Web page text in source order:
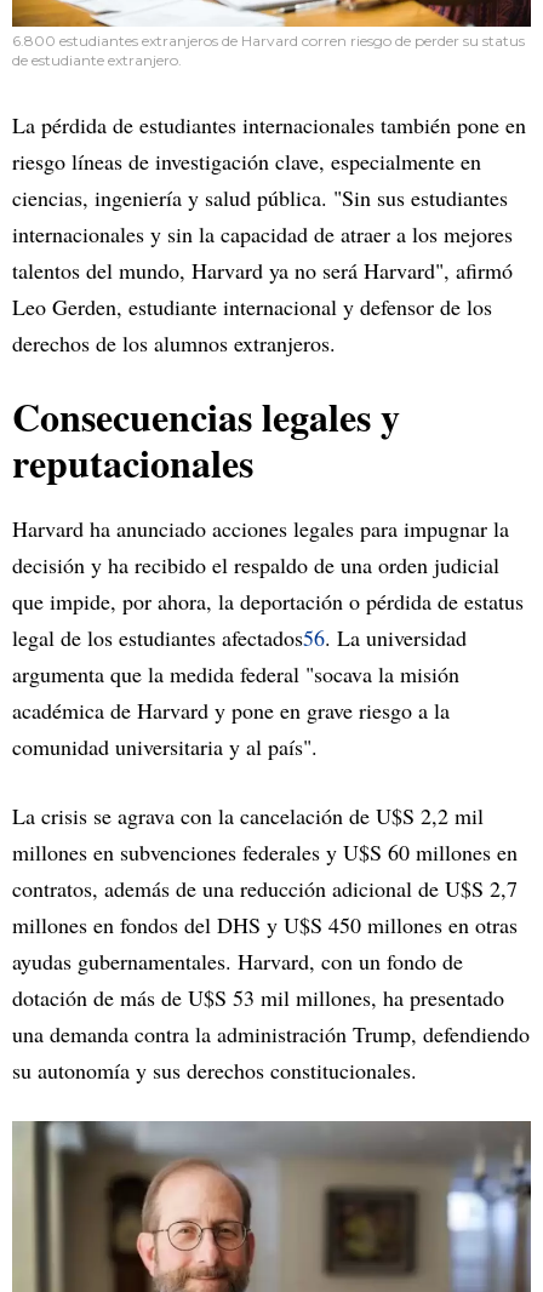
6.800 estudiantes extranjeros de Harvard corren riesgo de perder su status
de estudiante extranjero.
La pérdida de estudiantes internacionales también pone en
riesgo líneas de investigación clave, especialmente en
ciencias, ingeniería y salud pública. "Sin sus estudiantes
internacionales y sin la capacidad de atraer a los mejores
talentos del mundo, Harvard ya no será Harvard", afirmó
Leo Gerden, estudiante internacional y defensor de los
derechos de los alumnos extranjeros.
Consecuencias legales y
reputacionales
Harvard ha anunciado acciones legales para impugnar la
decisión y ha recibido el respaldo de una orden judicial
que impide, por ahora, la deportación o pérdida de estatus
legal de los estudiantes afectados56. La universidad
argumenta que la medida federal "socava la misión
académica de Harvard y pone en grave riesgo a la
comunidad universitaria y al país".
La crisis se agrava con la cancelación de U$S 2,2 mil
millones en subvenciones federales y U$S 60 millones en
contratos, además de una reducción adicional de U$S 2,7
millones en fondos del DHS y U$S 450 millones en otras
ayudas gubernamentales. Harvard, con un fondo de
dotación de más de U$S 53 mil millones, ha presentado
una demanda contra la administración Trump, defendiendo
su autonomía y sus derechos constitucionales.